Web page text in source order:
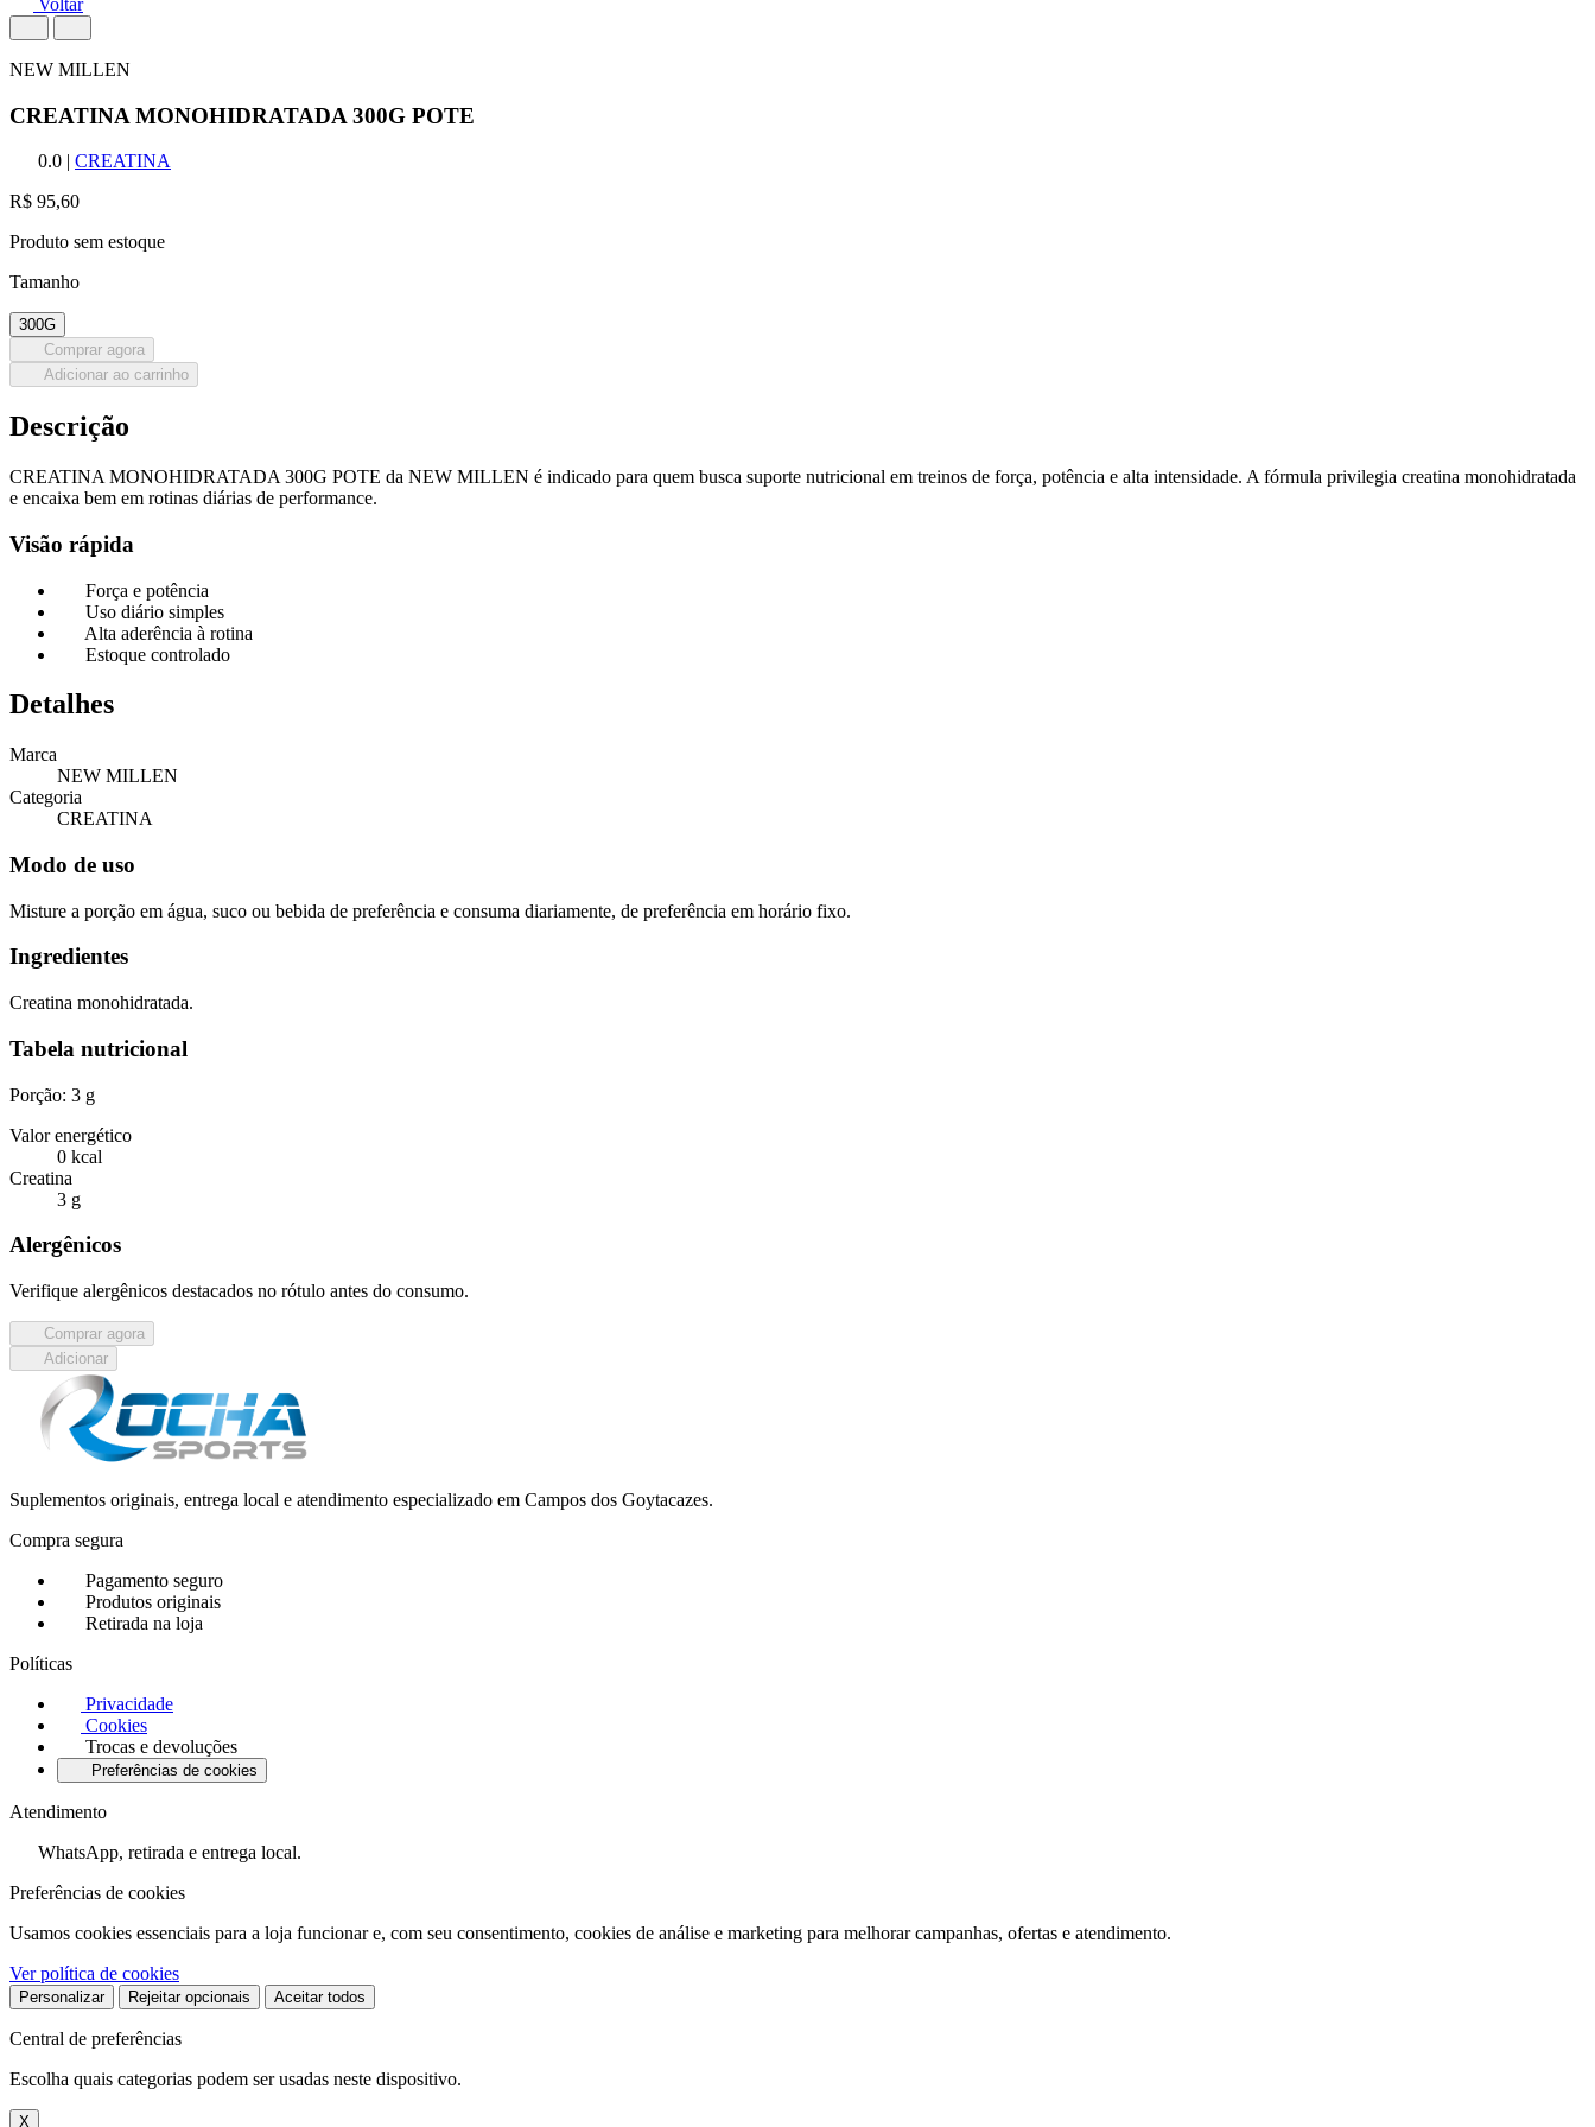
NEW MILLEN
CREATINA MONOHIDRATADA 300G POTE
0.0 | CREATINA
R$ 95,60
Produto sem estoque
Tamanho
300G
Comprar agora
Adicionar ao carrinho
Descrição
CREATINA MONOHIDRATADA 300G POTE da NEW MILLEN é indicado para quem busca suporte nutricional em treinos de força, potência e alta intensidade. A fórmula privilegia creatina monohidratada
e encaixa bem em rotinas diárias de performance.
Visão rápida
Força e potência
Uso diário simples
Alta aderência à rotina
Estoque controlado
Detalhes
Marca
NEW MILLEN
Categoria
CREATINA
Modo de uso
Misture a porção em água, suco ou bebida de preferência e consuma diariamente, de preferência em horário fixo.
Ingredientes
Creatina monohidratada.
Tabela nutricional
Porção: 3 g
Valor energético
0 kcal
Creatina
3 g
Alergênicos
Verifique alergênicos destacados no rótulo antes do consumo.
Comprar agora
Adicionar
Suplementos originais, entrega local e atendimento especializado em Campos dos Goytacazes.
Compra segura
Pagamento seguro
Produtos originais
Retirada na loja
Políticas
Privacidade
Cookies
Trocas e devoluções
Preferências de cookies
Atendimento
WhatsApp, retirada e entrega local.
Preferências de cookies
Usamos cookies essenciais para a loja funcionar e, com seu consentimento, cookies de análise e marketing para melhorar campanhas, ofertas e atendimento.
Ver política de cookies
Personalizar Rejeitar opcionais Aceitar todos
Central de preferências
Escolha quais categorias podem ser usadas neste dispositivo.
X